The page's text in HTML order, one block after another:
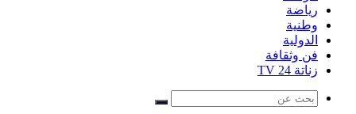
رياضة
وطنية
الدولية
فن وثقافة
زناتة 24 TV
بحث